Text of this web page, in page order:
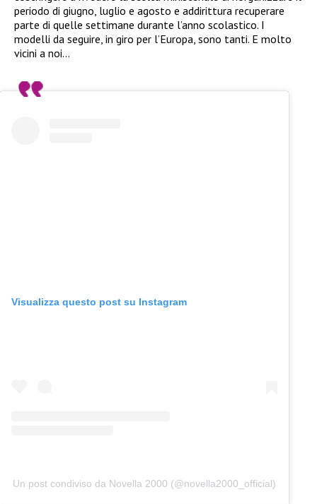
periodo di giugno, luglio e agosto e addirittura recuperare
parte di quelle settimane durante l’anno scolastico. I
modelli da seguire, in giro per l’Europa, sono tanti. E molto
vicini a noi…
Visualizza questo post su Instagram
Un post condiviso da Novella 2000 (@novella2000_official)